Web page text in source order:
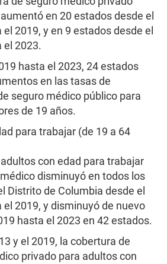
en 20 estados desde el
2019, y en 9 estados desde el
el 2023.
hasta el 2023, 24 estados
en las tasas de
seguro médico público para
de 19 años.
para trabajar (de 19 a 64
con edad para trabajar
disminuyó en todos los
Distrito de Columbia desde el
el 2019, y disminuyó de nuevo
hasta el 2023 en 42 estados.
y el 2019, la cobertura de
privado para adultos con